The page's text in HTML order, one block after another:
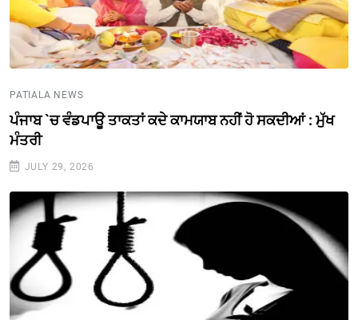
PATIALA NEWS
ਪੰਜਾਬ `ਚ ਵੰਡਪਾਊ ਤਾਕਤਾਂ ਕਦੇ ਕਾਮਯਾਬ ਨਹੀਂ ਹੋ ਸਕਦੀਆਂ : ਮੁੱਖ
ਮੰਤਰੀ
JULY 29, 2026